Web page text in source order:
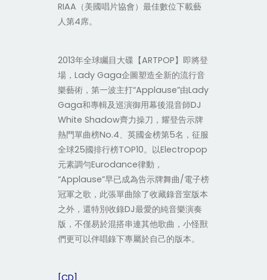
RIAA（美國唱片協會）最佳數位下載藝
人第4席。
2013年全球矚目大碟【ARTPOP】即將登
場，Lady Gaga企圖塑造全新的流行音
樂藝術，第一波主打“Applause”由Lady
Gaga和專輯及巡演御用幕後混音師DJ
White Shadow齊力操刀，耀登告示牌
熱門單曲榜No.4、英國金榜第5名，征服
全球25國排行榜TOP10。以Electropop
元素調勻Eurodance律動，
“Applause”早已成為告示牌舞曲/電子榜
冠軍之歌，此張單曲除了收藏錄音室版本
之外，還特別收錄DJ最愛的純音樂演奏
版，不僅易於混搭串連其他歌曲，小怪獸
們更可以伴唱錄下專屬於自己的版本。
[CD]